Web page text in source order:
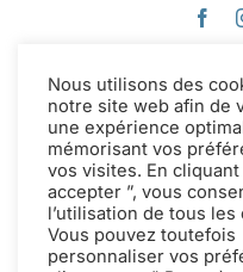
Ce site web
traduire
contenu en
Contactez-nous
traductions
Nous utilisons des
notre site web afin de
une expérience
mémorisant vos
vos visites. En cliquant
accepter ”, vous
l’utilisation de tous les
Vous pouvez toutefois
personnaliser vos